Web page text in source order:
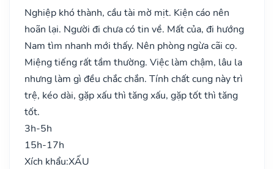
Nghiệp khó thành, cầu tài mờ mịt. Kiện cáo nên
hoãn lại. Người đi chưa có tin về. Mất của, đi hướng
Nam tìm nhanh mới thấy. Nên phòng ngừa cãi cọ.
Miệng tiếng rất tầm thường. Việc làm chậm, lâu la
nhưng làm gì đều chắc chắn. Tính chất cung này trì
trệ, kéo dài, gặp xấu thì tăng xấu, gặp tốt thì tăng
tốt.
3h-5h
15h-17h
Xích khẩu:XẤU